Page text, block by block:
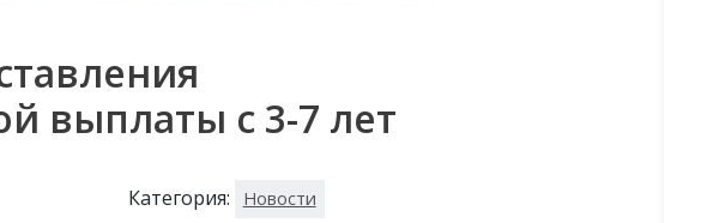
выплаты с 3-7 лет
Категория: Новости